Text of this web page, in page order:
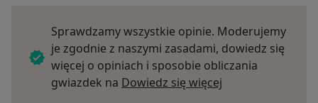
Sprawdzamy wszystkie opinie. Moderujemy
je zgodnie z naszymi zasadami, dowiedz się
więcej o opiniach i sposobie obliczania
gwiazdek na Dowiedz się więcej